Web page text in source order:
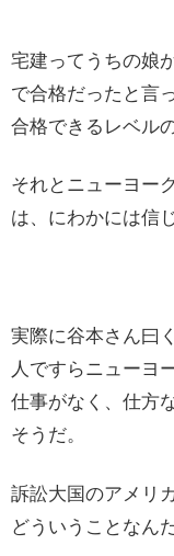
宅建ってうちの娘
で合格だったと言
合格できるレベル
それとニューヨー
は、にわかには信
実際に谷本さん曰
人ですらニューヨ
仕事がなく、仕方
そうだ。
訴訟大国のアメリ
どういうことなん